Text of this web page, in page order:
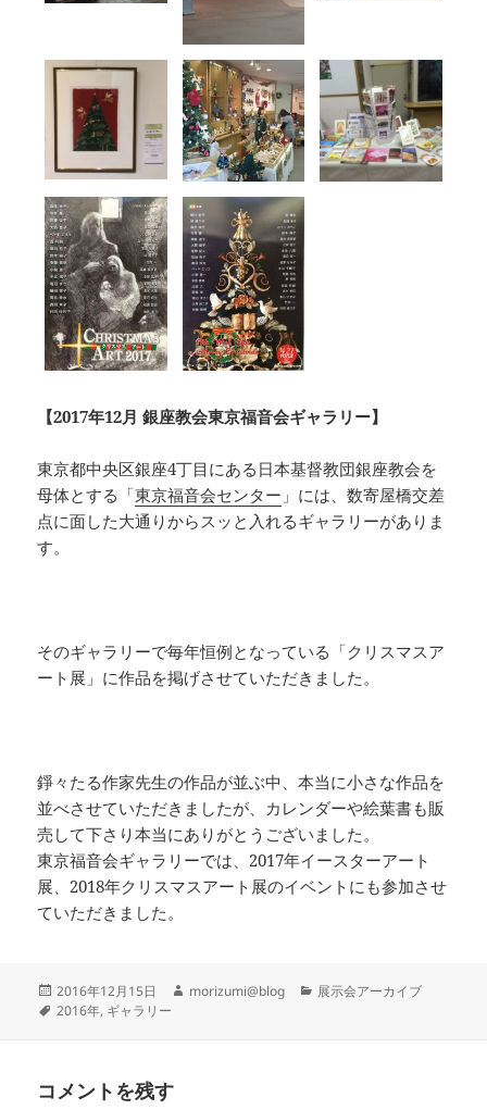
【2017年12月 銀座教会東京福音会ギャラリー】
東京都中央区銀座4丁目にある日本基督教団銀座教会を
母体とする「東京福音会センター 」には、数寄屋橋交差
点に面した大通りからスッと入れるギャラリーがありま
す。
そのギャラリーで毎年恒例となっている「クリスマスア
ート展」に作品を掲げさせていただきました。
錚々たる作家先生の作品が並ぶ中、本当に小さな作品を
並べさせていただきましたが、カレンダーや絵葉書も販
売して下さり本当にありがとうございました。
東京福音会ギャラリーでは、2017年イースターアート
展、2018年クリスマスアート展のイベントにも参加させ
ていただきました。
投
稿
2016年12月15日
作
morizumi@blog
カ
展示会アーカイブ
タ
2016年, ギャラリー
コメントを残す